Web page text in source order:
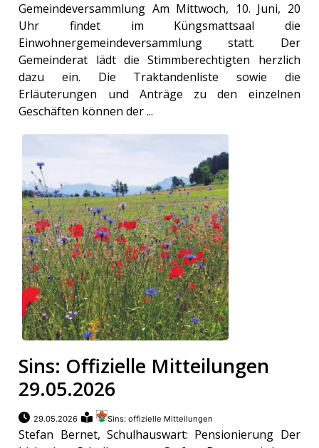
Gemeindeversammlung Am Mittwoch, 10. Juni, 20
Uhr findet im Küngsmattsaal die
Einwohnergemeindeversammlung statt. Der
Gemeinderat lädt die Stimmberechtigten herzlich
dazu ein. Die Traktandenliste sowie die
Erläuterungen und Anträge zu den einzelnen
Geschäften können der ...
Sins: Offizielle Mitteilungen
29.05.2026
29.05.2026 Sins: offizielle Mitteilungen
Stefan Bernet, Schulhauswart: Pensionierung Der